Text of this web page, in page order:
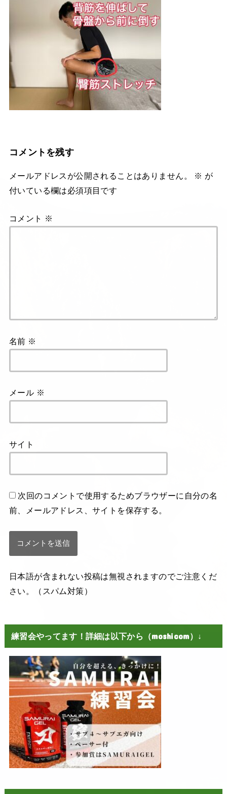
コメントを残す
メールアドレスが公開されることはありません。 ※ が
付いている欄は必須項目です
コメント ※
名前 ※
メール ※
サイト
次回のコメントで使用するためブラウザーに自分の名
前、メールアドレス、サイトを保存する。
日本語が含まれない投稿は無視されますのでご注意くだ
さい。（スパム対策）
練習会やってます！詳細は以下から（moshicom）↓